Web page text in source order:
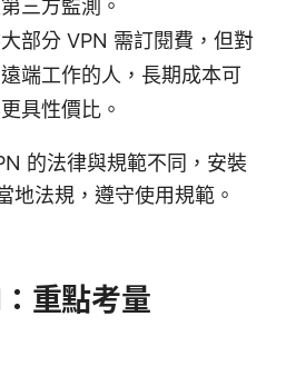
三方監測。
部分 VPN 需訂閱費，但對
端工作的人，長期成本可
具性價比。
的法律與規範不同，安裝
地法規，遵守使用規範。
重點考量